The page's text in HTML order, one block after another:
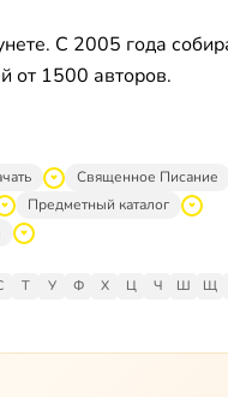
С 2005 года
от 1500 авторов.
Священное Писание
Предметный каталог
Т У Ф Х Ц Ч Ш Щ